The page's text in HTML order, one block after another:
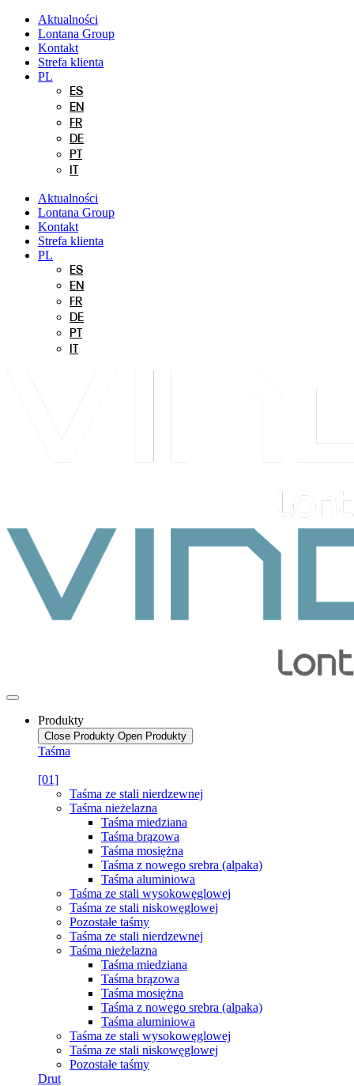
Przejdź
treści
Aktualności
Lontana Group
Kontakt
Strefa klienta
PL
ES
EN
FR
DE
PT
Aktualności
Lontana Group
Kontakt
Strefa klienta
PL
ES
EN
FR
DE
PT
Produkty
Close Produkty Open Produkty
Taśma
[01]
Taśma ze stali nierdzewnej
Taśma nieżelazna
Taśma miedziana
Taśma brązowa
Taśma mosiężna
Taśma z nowego srebra (alpaka)
Taśma aluminiowa
Taśma ze stali wysokowęglowej
Taśma ze stali niskowęglowej
Pozostałe taśmy
Taśma ze stali nierdzewnej
Taśma nieżelazna
Taśma miedziana
Taśma brązowa
Taśma mosiężna
Taśma z nowego srebra (alpaka)
Taśma aluminiowa
Taśma ze stali wysokowęglowej
Taśma ze stali niskowęglowej
Pozostałe taśmy
Drut